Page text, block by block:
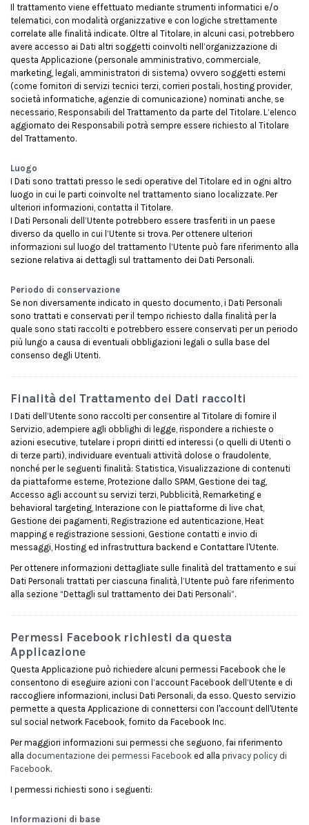
Il trattamento viene effettuato mediante strumenti informatici e/o
telematici, con modalità organizzative e con logiche strettamente
correlate alle finalità indicate. Oltre al Titolare, in alcuni casi, potrebbero
avere accesso ai Dati altri soggetti coinvolti nell’organizzazione di
questa Applicazione (personale amministrativo, commerciale,
marketing, legali, amministratori di sistema) ovvero soggetti esterni
(come fornitori di servizi tecnici terzi, corrieri postali, hosting provider,
società informatiche, agenzie di comunicazione) nominati anche, se
necessario, Responsabili del Trattamento da parte del Titolare. L’elenco
aggiornato dei Responsabili potrà sempre essere richiesto al Titolare
del Trattamento.
Luogo
I Dati sono trattati presso le sedi operative del Titolare ed in ogni altro
luogo in cui le parti coinvolte nel trattamento siano localizzate. Per
ulteriori informazioni, contatta il Titolare.
I Dati Personali dell’Utente potrebbero essere trasferiti in un paese
diverso da quello in cui l’Utente si trova. Per ottenere ulteriori
informazioni sul luogo del trattamento l’Utente può fare riferimento alla
sezione relativa ai dettagli sul trattamento dei Dati Personali.
Periodo di conservazione
Se non diversamente indicato in questo documento, i Dati Personali
sono trattati e conservati per il tempo richiesto dalla finalità per la
quale sono stati raccolti e potrebbero essere conservati per un periodo
più lungo a causa di eventuali obbligazioni legali o sulla base del
consenso degli Utenti.
Finalità del Trattamento dei Dati raccolti
I Dati dell’Utente sono raccolti per consentire al Titolare di fornire il
Servizio, adempiere agli obblighi di legge, rispondere a richieste o
azioni esecutive, tutelare i propri diritti ed interessi (o quelli di Utenti o
di terze parti), individuare eventuali attività dolose o fraudolente,
nonché per le seguenti finalità: Statistica, Visualizzazione di contenuti
da piattaforme esterne, Protezione dallo SPAM, Gestione dei tag,
Accesso agli account su servizi terzi, Pubblicità, Remarketing e
behavioral targeting, Interazione con le piattaforme di live chat,
Gestione dei pagamenti, Registrazione ed autenticazione, Heat
mapping e registrazione sessioni, Gestione contatti e invio di
messaggi, Hosting ed infrastruttura backend e Contattare l'Utente.
Per ottenere informazioni dettagliate sulle finalità del trattamento e sui
Dati Personali trattati per ciascuna finalità, l’Utente può fare riferimento
alla sezione “Dettagli sul trattamento dei Dati Personali”.
Permessi Facebook richiesti da questa
Applicazione
Questa Applicazione può richiedere alcuni permessi Facebook che le
consentono di eseguire azioni con l’account Facebook dell’Utente e di
raccogliere informazioni, inclusi Dati Personali, da esso. Questo servizio
permette a questa Applicazione di connettersi con l'account dell'Utente
sul social network Facebook, fornito da Facebook Inc.
Per maggiori informazioni sui permessi che seguono, fai riferimento
alla documentazione dei permessi Facebook ed alla privacy policy di
Facebook.
I permessi richiesti sono i seguenti:
Informazioni di base